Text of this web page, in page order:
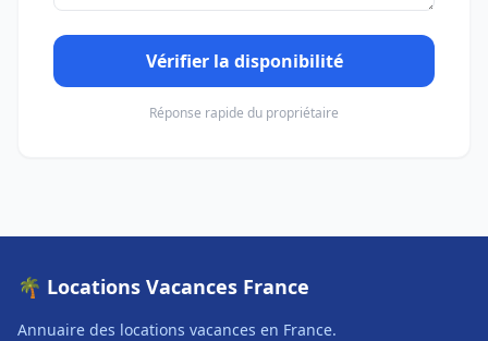
Vérifier la disponibilité
Réponse rapide du propriétaire
🌴 Locations Vacances France
Annuaire des locations vacances en France.